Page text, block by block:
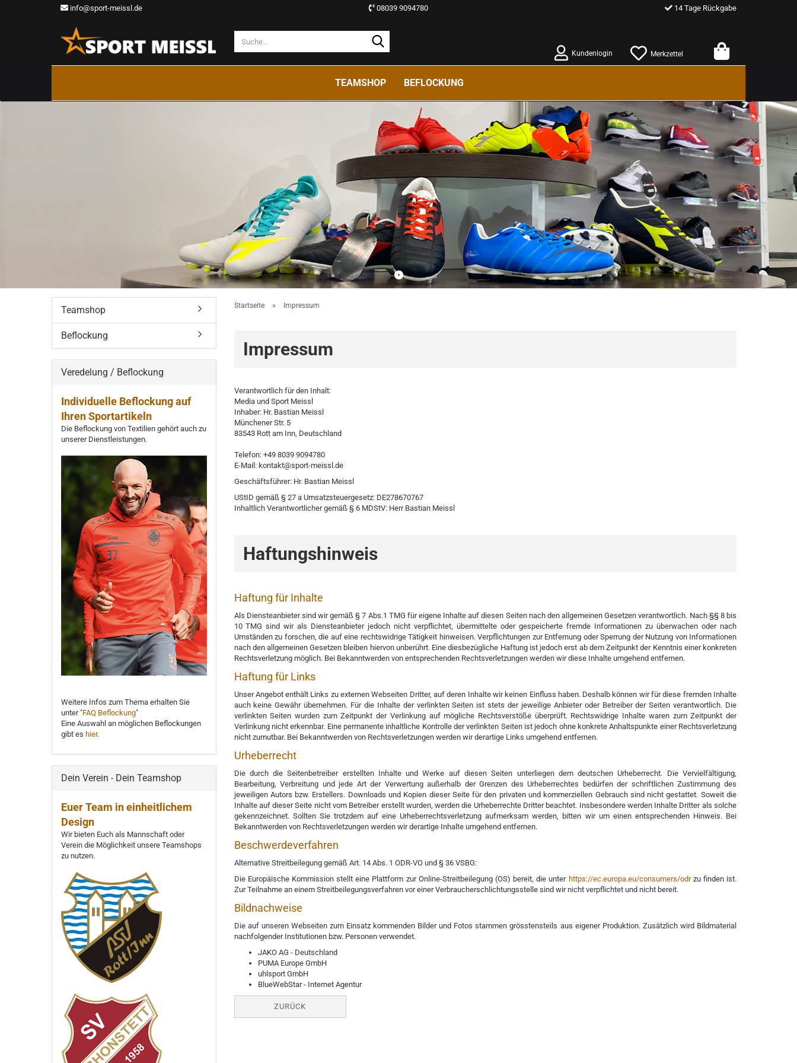
Kundenlogin
Konto erstellen
Passwort vergessen?
Merkzettel
info@sport-meissl.de 08039 9094780 14 Tage Rückgabe
TEAMSHOP BEFLOCKUNG
Startseite » Impressum
Impressum
Verantwortlich für den Inhalt:
Media und Sport Meissl
Inhaber: Hr. Bastian Meissl
Münchener Str. 5
83543 Rott am Inn, Deutschland
Telefon: +49 8039 9094780
E-Mail: kontakt@sport-meissl.de
Geschäftsführer: Hr. Bastian Meissl
UStID gemäß § 27 a Umsatzsteuergesetz: DE278670767
Inhaltlich Verantwortlicher gemäß § 6 MDStV: Herr Bastian Meissl
Haftungshinweis
Haftung für Inhalte
Als Diensteanbieter sind wir gemäß § 7 Abs.1 TMG für eigene Inhalte auf diesen Seiten nach den allgemeinen Gesetzen verantwortlich. Nach §§ 8 bis
10 TMG sind wir als Diensteanbieter jedoch nicht verpflichtet, übermittelte oder gespeicherte fremde Informationen zu überwachen oder nach
Umständen zu forschen, die auf eine rechtswidrige Tätigkeit hinweisen. Verpflichtungen zur Entfernung oder Sperrung der Nutzung von Informationen
nach den allgemeinen Gesetzen bleiben hiervon unberührt. Eine diesbezügliche Haftung ist jedoch erst ab dem Zeitpunkt der Kenntnis einer konkreten
Rechtsverletzung möglich. Bei Bekanntwerden von entsprechenden Rechtsverletzungen werden wir diese Inhalte umgehend entfernen.
Haftung für Links
Unser Angebot enthält Links zu externen Webseiten Dritter, auf deren Inhalte wir keinen Einfluss haben. Deshalb können wir für diese fremden Inhalte
auch keine Gewähr übernehmen. Für die Inhalte der verlinkten Seiten ist stets der jeweilige Anbieter oder Betreiber der Seiten verantwortlich. Die
verlinkten Seiten wurden zum Zeitpunkt der Verlinkung auf mögliche Rechtsverstöße überprüft. Rechtswidrige Inhalte waren zum Zeitpunkt der
Verlinkung nicht erkennbar. Eine permanente inhaltliche Kontrolle der verlinkten Seiten ist jedoch ohne konkrete Anhaltspunkte einer Rechtsverletzung
nicht zumutbar. Bei Bekanntwerden von Rechtsverletzungen werden wir derartige Links umgehend entfernen.
Urheberrecht
Die durch die Seitenbetreiber erstellten Inhalte und Werke auf diesen Seiten unterliegen dem deutschen Urheberrecht. Die Vervielfältigung,
Bearbeitung, Verbreitung und jede Art der Verwertung außerhalb der Grenzen des Urheberrechtes bedürfen der schriftlichen Zustimmung des
jeweiligen Autors bzw. Erstellers. Downloads und Kopien dieser Seite für den privaten und kommerziellen Gebrauch sind nicht gestattet. Soweit die
Inhalte auf dieser Seite nicht vom Betreiber erstellt wurden, werden die Urheberrechte Dritter beachtet. Insbesondere werden Inhalte Dritter als solche
gekennzeichnet. Sollten Sie trotzdem auf eine Urheberrechtsverletzung aufmerksam werden, bitten wir um einen entsprechenden Hinweis. Bei
Bekanntwerden von Rechtsverletzungen werden wir derartige Inhalte umgehend entfernen.
Beschwerdeverfahren
Alternative Streitbeilegung gemäß Art. 14 Abs. 1 ODR-VO und § 36 VSBG:
Die Europäische Kommission stellt eine Plattform zur Online-Streitbeilegung (OS) bereit, die unter https://ec.europa.eu/consumers/odrzu finden ist.
Zur Teilnahme an einem Streitbeilegungsverfahren vor einer Verbraucherschlichtungsstelle sind wir nicht verpflichtet und nicht bereit.
Bildnachweise
Die auf unseren Webseiten zum Einsatz kommenden Bilder und Fotos stammen grösstensteils aus eigener Produktion. Zusätzlich wird Bildmaterial
nachfolgender Institutionen bzw. Personen verwendet.
JAKO AG - Deutschland
PUMA Europe GmbH
uhlsport GmbH
BlueWebStar - Internet Agentur
ZURÜCK
Teamshop
Beflockung
Veredelung / Beflockung
Individuelle Beflockung auf
Ihren Sportartikeln
Die Beflockung von Textilien gehört auch zu
unserer Dienstleistungen.
Weitere Infos zum Thema erhalten Sie
unter "FAQ Beflockung"
Eine Auswahl an möglichen Beflockungen
gibt es hier.
Dein Verein - Dein Teamshop
Euer Team in einheitlichem
Design
Wir bieten Euch als Mannschaft oder
Verein die Möglichkeit unsere Teamshops
zu nutzen.